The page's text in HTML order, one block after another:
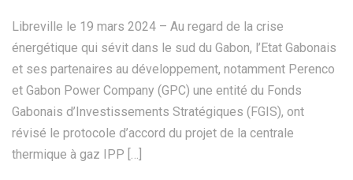
Libreville le 19 mars 2024 – Au regard de la crise
énergétique qui sévit dans le sud du Gabon, l’Etat Gabonais
et ses partenaires au développement, notamment Perenco
et Gabon Power Company (GPC) une entité du Fonds
Gabonais d’Investissements Stratégiques (FGIS), ont
révisé le protocole d’accord du projet de la centrale
thermique à gaz IPP […]